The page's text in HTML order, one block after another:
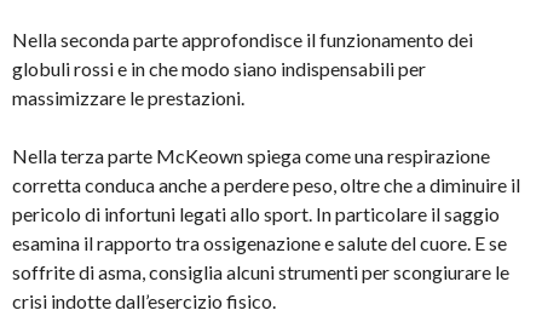
Nella seconda parte approfondisce il funzionamento dei
globuli rossi e in che modo siano indispensabili per
massimizzare le prestazioni.
Nella terza parte McKeown spiega come una respirazione
corretta conduca anche a perdere peso, oltre che a diminuire il
pericolo di infortuni legati allo sport. In particolare il saggio
esamina il rapporto tra ossigenazione e salute del cuore. E se
soffrite di asma, consiglia alcuni strumenti per scongiurare le
crisi indotte dall’esercizio fisico.